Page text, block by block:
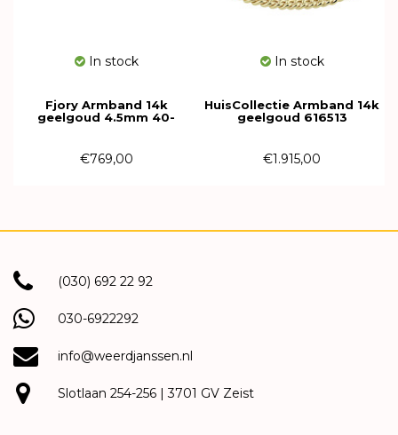
In stock
Fjory Armband 14k
geelgoud 4.5mm 40-
€769,00
In stock
HuisCollectie Armband 14k
geelgoud 616513
€1.915,00
(030) 692 22 92
030-6922292
info@weerdjanssen.nl
Slotlaan 254-256 | 3701 GV Zeist